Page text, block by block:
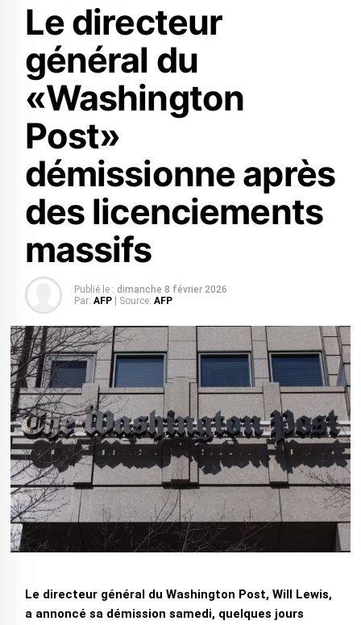
Le directeur
général du
«Washington
Post»
démissionne après
des licenciements
massifs
Publié le : dimanche 8 février 2026
Par: AFP | Source: AFP
Le directeur général du Washington Post, Will Lewis,
a annoncé sa démission samedi, quelques jours